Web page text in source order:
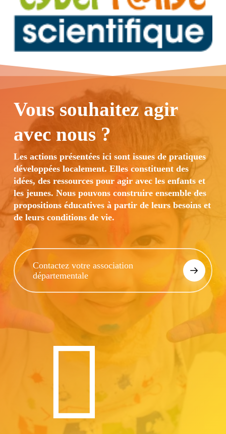
Vous souhaitez agir
avec nous ?
Les actions présentées ici sont issues de pratiques
développées localement. Elles constituent des
idées, des ressources pour agir avec les enfants et
les jeunes. Nous pouvons construire ensemble des
propositions éducatives à partir de leurs besoins et
de leurs conditions de vie.
Contactez votre association
départementale